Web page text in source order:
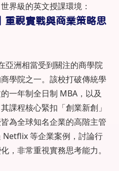
界級的英文授課環境：
重視實戰與商業策略思
亞洲相當受到關注的商學院
學院之一。該校打破傳統學
一年制全日制 MBA，以及
課程核心緊扣「創業新創」
為全球知名企業的高階主管
等企業案例，討論行
，非常重視實務思考能力。